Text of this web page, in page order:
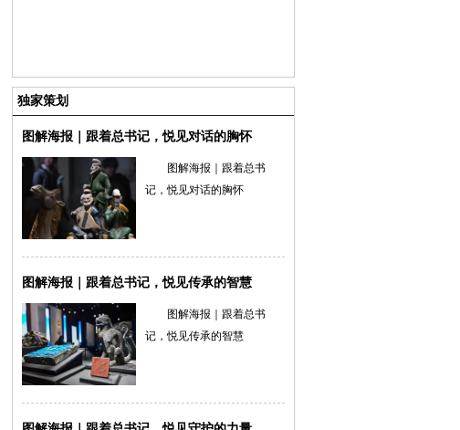
独家策划
图解海报｜跟着总书记，悦见对话的胸怀
图解海报｜跟着总书
记，悦见对话的胸怀
图解海报｜跟着总书记，悦见传承的智慧
图解海报｜跟着总书
记，悦见传承的智慧